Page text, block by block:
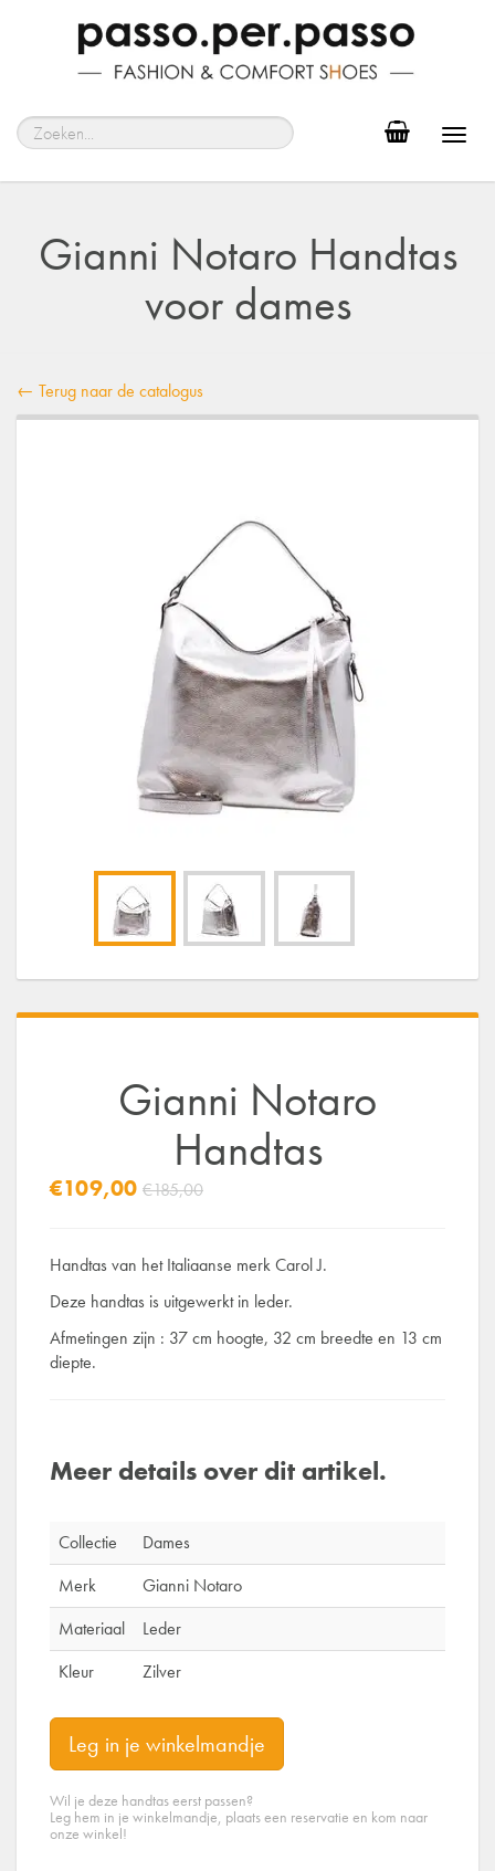
Gianni Notaro Handtas
voor dames
← Terug naar de catalogus
Gianni Notaro
Handtas
€109,00 €185,00
Handtas van het Italiaanse merk Carol J.
Deze handtas is uitgewerkt in leder.
Afmetingen zijn : 37 cm hoogte, 32 cm breedte en 13 cm
diepte.
Meer details over dit artikel.
Collectie
Dames
Merk
Gianni Notaro
Materiaal
Leder
Kleur
Zilver
Leg in je winkelmandje
Wil je deze handtas eerst passen?
Leg hem in je winkelmandje, plaats een reservatie en kom naar
onze winkel!